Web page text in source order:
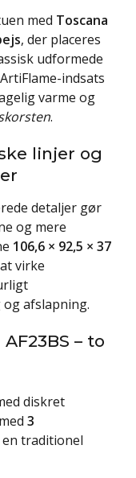
med Toscana
, der placeres
udformede
indsats
varme og
.
linjer og
detaljer gør
og mere
106,6 × 92,5 × 37
virke
afslapning.
– to
diskret
3
en traditionel